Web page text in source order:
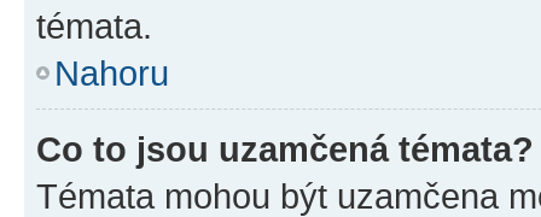
témata.
Nahoru
Co to jsou uzamčená témata?
Témata mohou být uzamčena